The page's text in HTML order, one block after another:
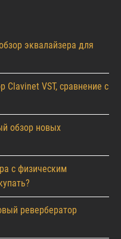
эквалайзера для
Clavinet VST, сравнение с
обзор новых
с физическим
ревербератор